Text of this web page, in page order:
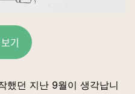
기
했던 지난 9월이 생각납니